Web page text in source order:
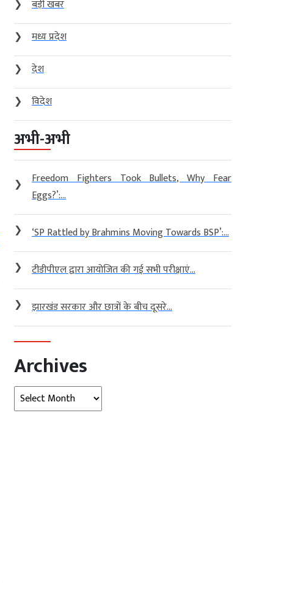
❯
बड़ी खबर
❯
मध्य प्रदेश
❯
देश
❯
विदेश
अभी-अभी
❯
Freedom Fighters Took Bullets, Why Fear
Eggs?’:...
❯ ‘SP Rattled by Brahmins Moving Towards BSP’:...
❯ टीडीपीएल द्वारा आयोजित की गई सभी परीक्षाएं...
❯ झारखंड सरकार और छात्रों के बीच दूसरे...
Archives
Archives